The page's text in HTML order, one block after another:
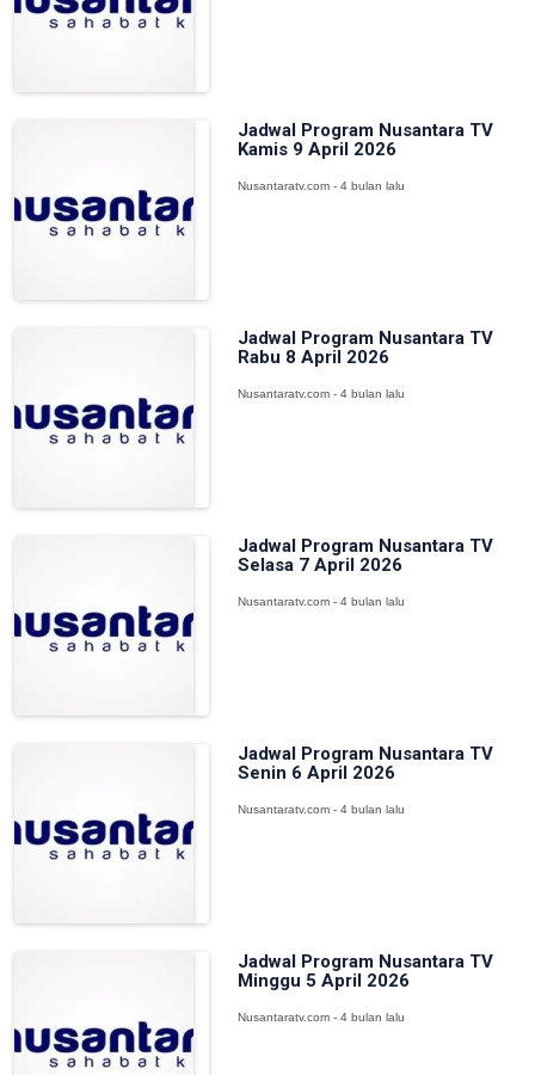
Jadwal Program Nusantara TV
Kamis 9 April 2026
Nusantaratv.com - 4 bulan lalu
Jadwal Program Nusantara TV
Rabu 8 April 2026
Nusantaratv.com - 4 bulan lalu
Jadwal Program Nusantara TV
Selasa 7 April 2026
Nusantaratv.com - 4 bulan lalu
Jadwal Program Nusantara TV
Senin 6 April 2026
Nusantaratv.com - 4 bulan lalu
Jadwal Program Nusantara TV
Minggu 5 April 2026
Nusantaratv.com - 4 bulan lalu